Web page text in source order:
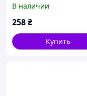
80560
В наличии
258₴
Купить